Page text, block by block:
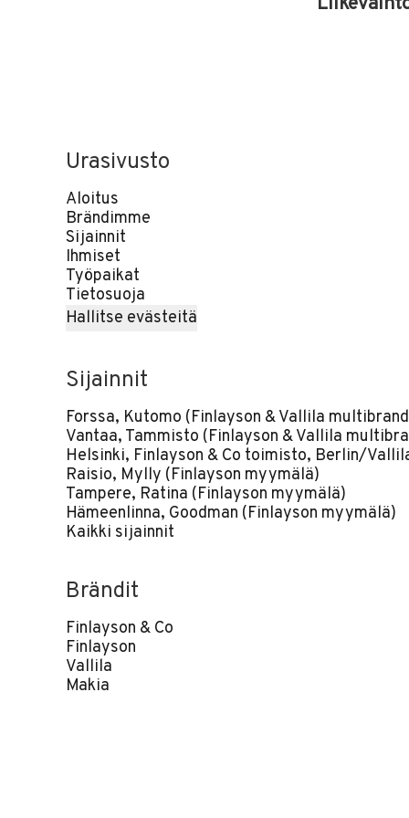
Urasivusto
Aloitus
Brändimme
Sijainnit
Ihmiset
Työpaikat
Tietosuoja
Hallitse evästeitä
Sijainnit
Forssa, Kutomo (Finlayson & Vallila
Vantaa, Tammisto (Finlayson & Vallila
Helsinki, Finlayson & Co toimisto, Berlin/
Raisio, Mylly (Finlayson myymälä)
Tampere, Ratina (Finlayson myymälä)
Hämeenlinna, Goodman (Finlayson myymälä)
Kaikki sijainnit
Brändit
Finlayson & Co
Finlayson
Vallila
Makia